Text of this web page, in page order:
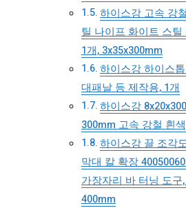
하이스강 고속 강
틸 나이프 화이트 스
1개, 3x35x300mm
하이스강 하이스
대패날 등 제작용, 1개
하이스강
300mm 고속 강철 흰
하이스강 끌 조각
막대 칼 확장
가장자리 바 터닝 도
400mm